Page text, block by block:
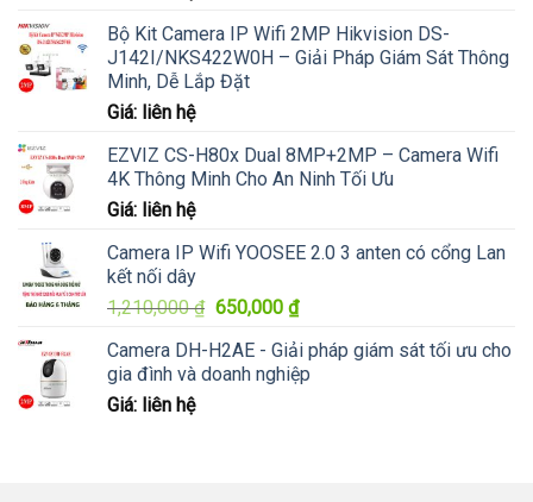
Bộ Kit Camera IP Wifi 2MP Hikvision DS-
J142I/NKS422W0H – Giải Pháp Giám Sát Thông
Minh, Dễ Lắp Đặt
Giá: liên hệ
EZVIZ CS-H80x Dual 8MP+2MP – Camera Wifi
4K Thông Minh Cho An Ninh Tối Ưu
Giá: liên hệ
Camera IP Wifi YOOSEE 2.0 3 anten có cổng Lan
kết nối dây
1,210,000₫ Giá
là:
1,210,000 ₫.
650,000 ₫Giá
tại
là:
Camera DH-H2AE - Giải pháp giám sát tối ưu cho
gia đình và doanh nghiệp
Giá: liên hệ